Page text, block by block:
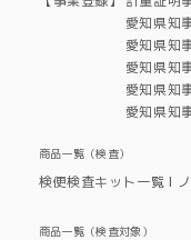
愛知県知
愛知県知
愛知県知
愛知県知
愛知県知
商品一覧（検査）
検便検査キット一覧
商品一覧（検査対象）